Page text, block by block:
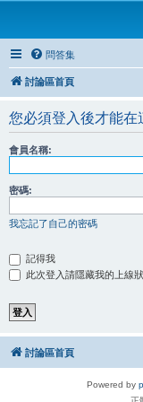
問答集
討論區首頁
您必須登入後才能在
會員名稱:
密碼:
我忘記了自己的密碼
記得我
此次登入請隱藏我的上線
討論區首頁
Powered by